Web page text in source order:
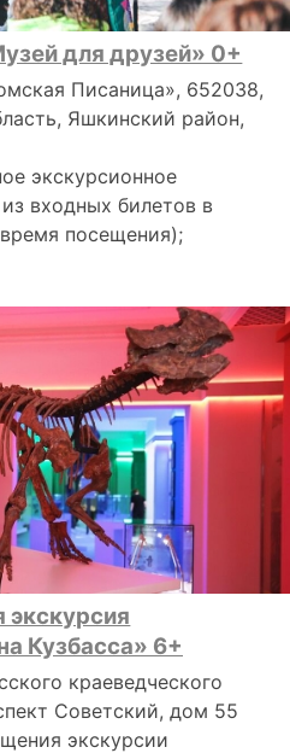
для друзей» 0+
Писаница», 652038,
Яшкинский район,
экскурсионное
входных билетов в
посещения);
экскурсия
Кузбасса» 6+
краеведческого
Советский, дом 55
экскурсии